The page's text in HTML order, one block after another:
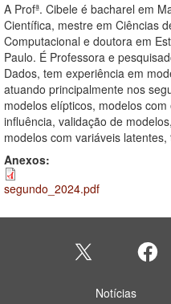
A Profª. Cibele é bacharel em
Científica, mestre em Ciências
Computacional e doutora em
Paulo. É Professora e
Dados, tem experiência em
atuando principalmente nos
modelos elípticos, modelos
influência, validação de
modelos com variáveis
Anexos:
segundo_2024.pdf
Notícias